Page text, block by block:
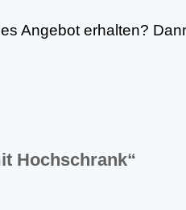
Angebot erhalten?
Hochschrank“